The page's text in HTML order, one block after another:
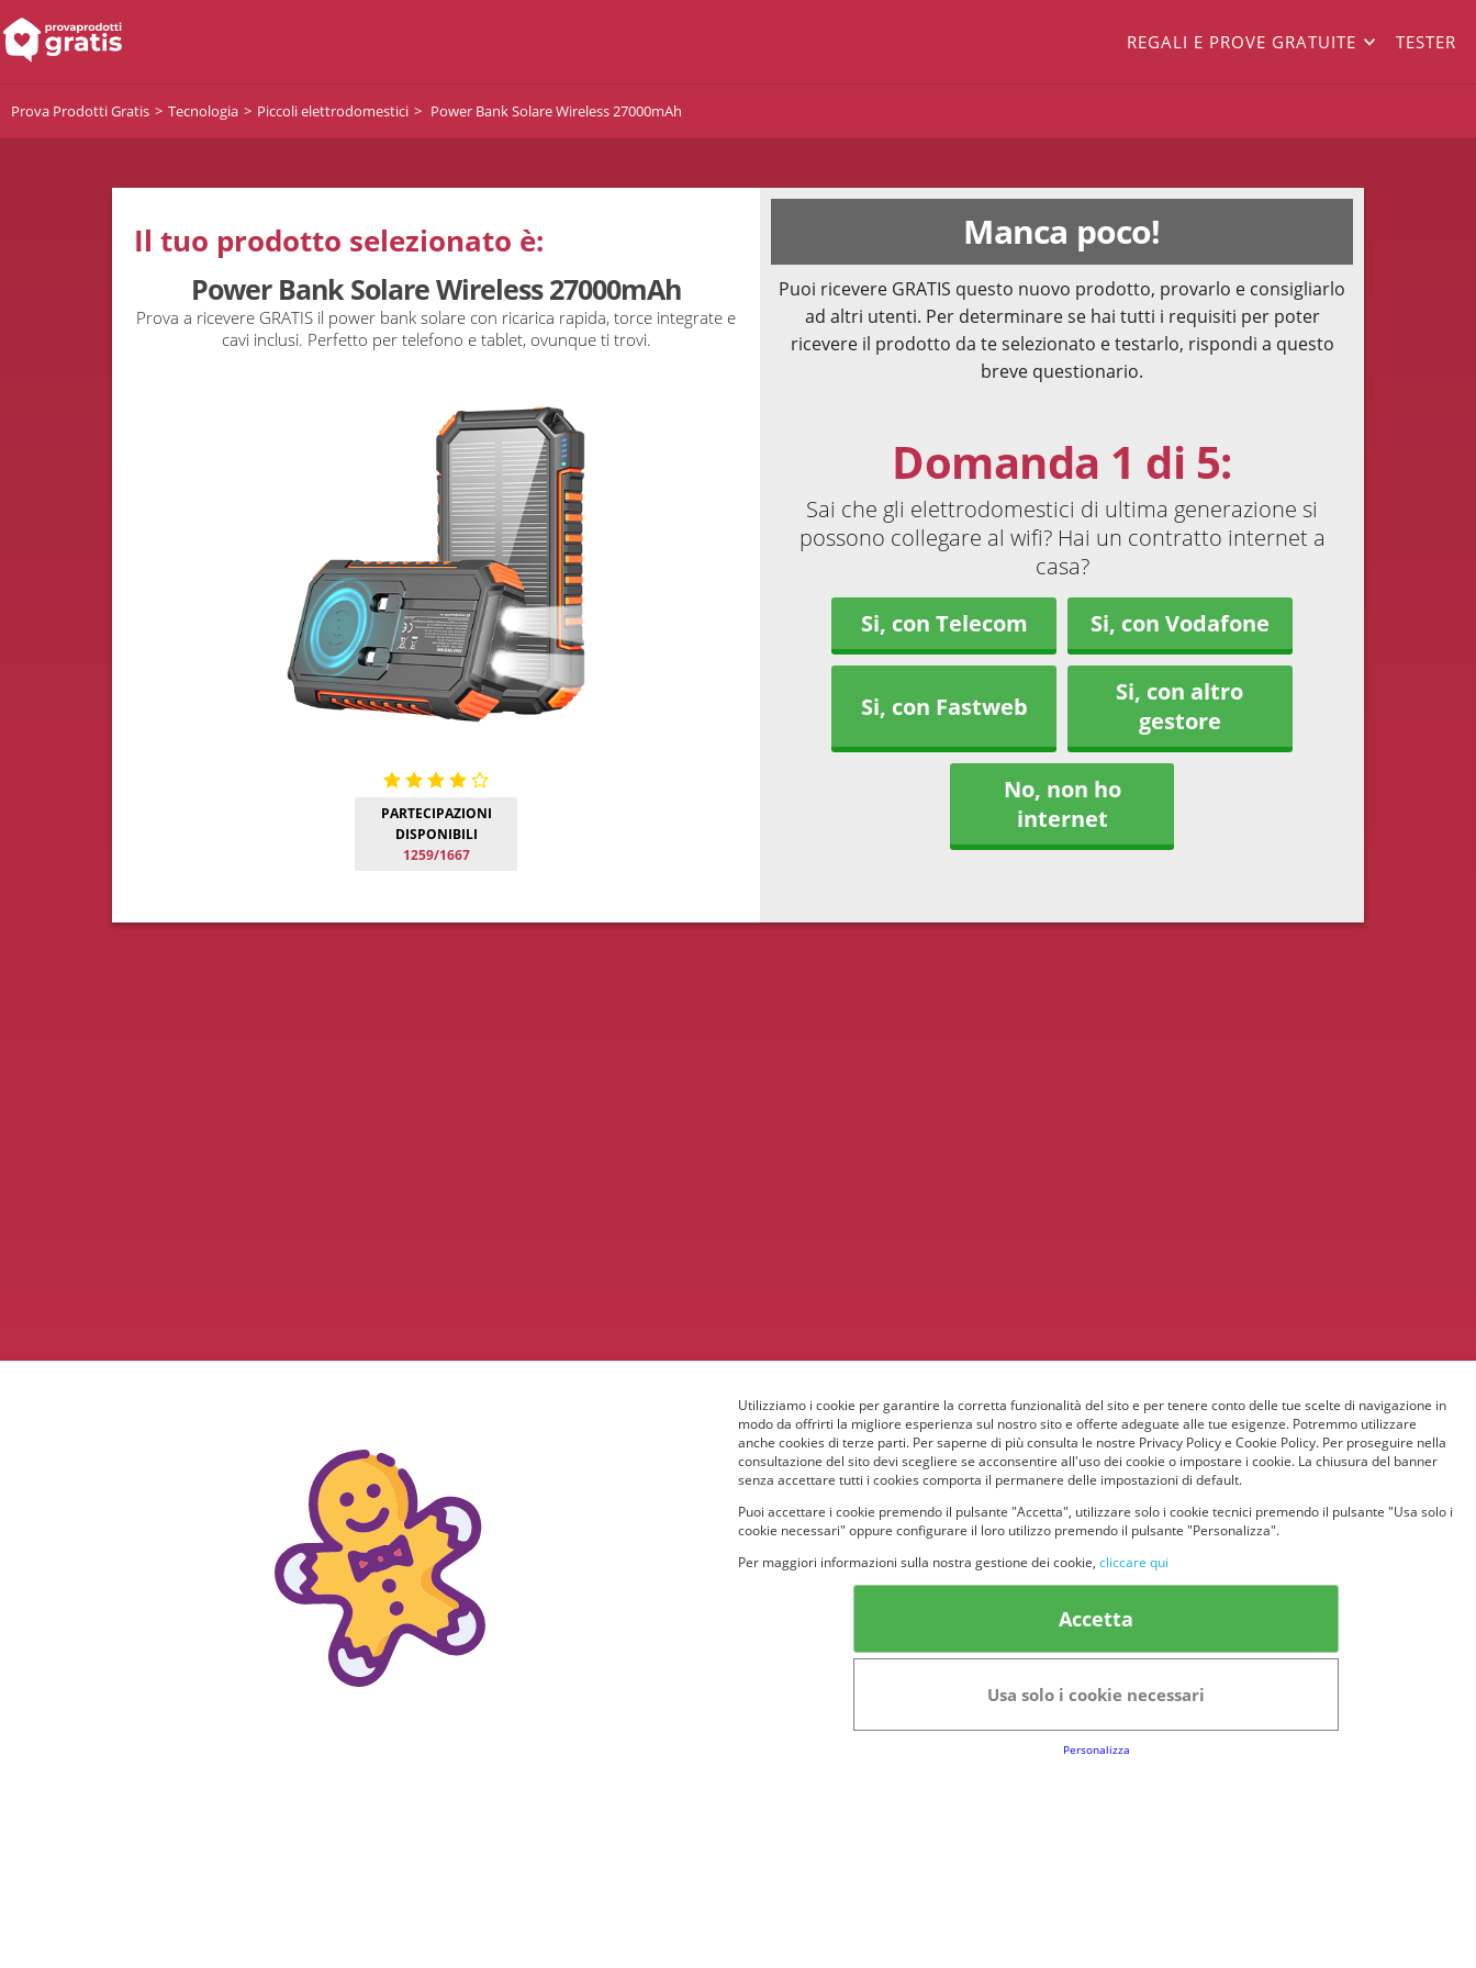
REGALI E PROVE GRATUITE TESTER
Prova Prodotti Gratis Tecnologia Piccoli elettrodomestici Power Bank Solare Wireless 27000mAh
Il tuo prodotto selezionato è:
Power Bank Solare Wireless 27000mAh
Prova a ricevere GRATIS il power bank solare con ricarica rapida, torce integrate e
cavi inclusi. Perfetto per telefono e tablet, ovunque ti trovi.
PARTECIPAZIONI
DISPONIBILI
1259/1667
Manca poco!
Puoi ricevere GRATIS questo nuovo prodotto, provarlo e consigliarlo
ad altri utenti. Per determinare se hai tutti i requisiti per poter
ricevere il prodotto da te selezionato e testarlo, rispondi a questo
breve questionario.
Domanda 1 di 5:
Sai che gli elettrodomestici di ultima generazione si
possono collegare al wifi? Hai un contratto internet a
casa?
Si, con Telecom
Si, con Vodafone
Si, con Fastweb
Si, con altro
gestore
No, non ho
internet
© provaprodottigratis.it 2023 | All Rights Reserved.
FAQs
Regolamento del Servizio
Utilizziamo i cookie per garantire la corretta funzionalità del sito e per tenere conto delle tue scelte di navigazione in
modo da offrirti la migliore esperienza sul nostro sito e offerte adeguate alle tue esigenze. Potremmo utilizzare
anche cookies di terze parti. Per saperne di più consulta le nostre Privacy Policy e Cookie Policy. Per proseguire nella
consultazione del sito devi scegliere se acconsentire all'uso dei cookie o impostare i cookie. La chiusura del banner
senza accettare tutti i cookies comporta il permanere delle impostazioni di default.
Puoi accettare i cookie premendo il pulsante "Accetta", utilizzare solo i cookie tecnici premendo il pulsante "Usa solo i
cookie necessari" oppure configurare il loro utilizzo premendo il pulsante "Personalizza".
Per maggiori informazioni sulla nostra gestione dei cookie, cliccare qui
Accetta
Usa solo i cookie necessari
Personalizza